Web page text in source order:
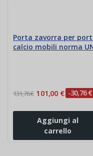
Porta zavorra per
calcio mobili norma
131,76 € 101,00 € -30,76 €
Aggiungi al
carrello